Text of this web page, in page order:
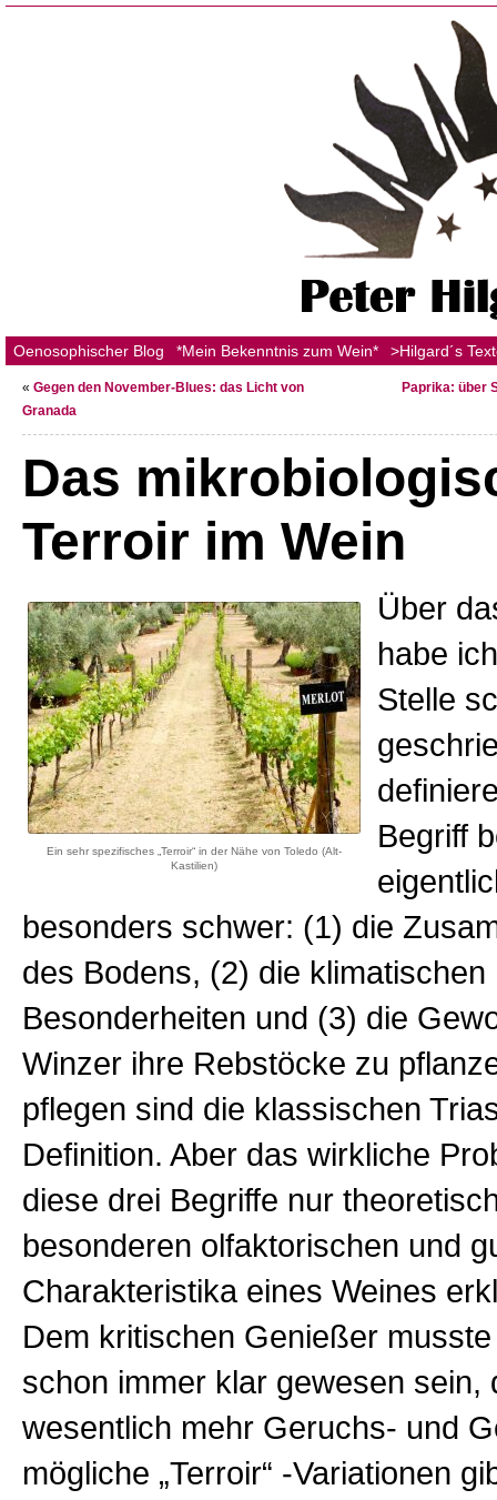
Oenosophischer Blog *Mein Bekenntnis zum Wein* >Hilgard´s
« Gegen den November-Blues: das Licht von
Granada
Paprika: über
Das
Terroir im Wein
Ein sehr spezifisches „Terroir“ in der Nähe von Toledo (Alt-
Kastilien)
Über
habe
Stelle
Begriff
besonders schwer: (1) die
des Bodens, (2) die klimatischen
Besonderheiten und (3) die
Winzer ihre Rebstöcke zu
pflegen sind die klassischen
Definition. Aber das wirkliche
diese drei Begriffe nur
besonderen olfaktorischen und
Charakteristika eines Weines
Dem kritischen Genießer
schon immer klar gewesen sein,
wesentlich mehr Geruchs- und
mögliche „Terroir“ -Variationen